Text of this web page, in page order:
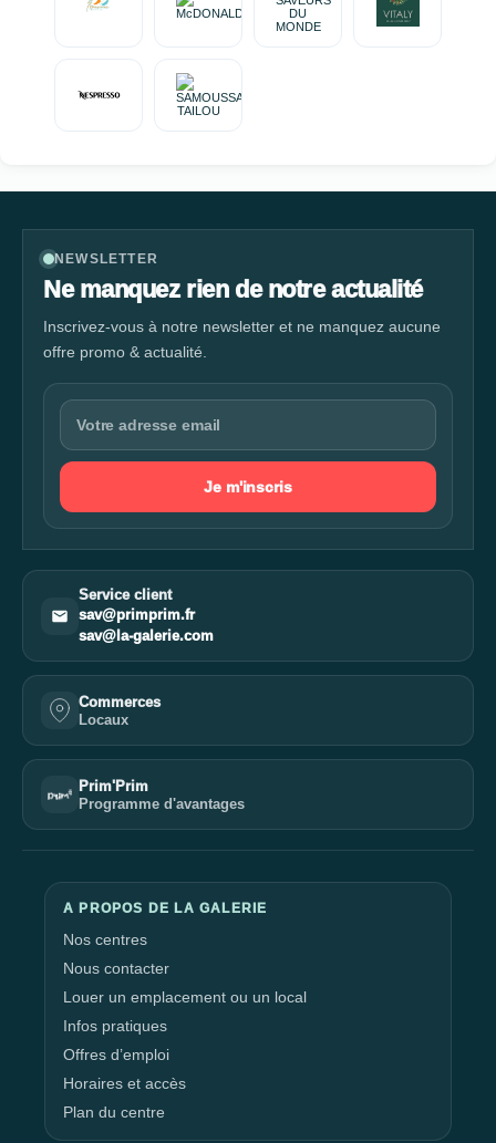
NEWSLETTER
Ne manquez rien de notre actualité
Inscrivez-vous à notre newsletter et ne manquez aucune
offre promo & actualité.
Je m'inscris
Service client
sav@primprim.fr
sav@la-galerie.com
Commerces
Locaux
Prim'Prim
Programme d'avantages
A PROPOS DE LA GALERIE
Nos centres
Nous contacter
Louer un emplacement ou un local
Infos pratiques
Offres d’emploi
Horaires et accès
Plan du centre